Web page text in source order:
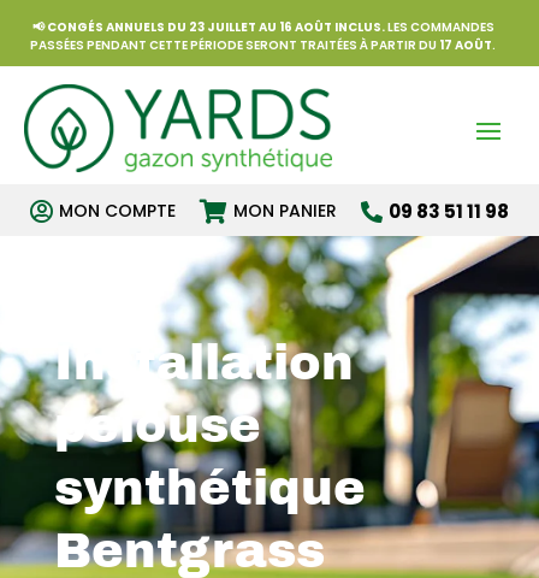
📢CONGÉS ANNUELS DU 23 JUILLET AU 16 AOÛT INCLUS.LES COMMANDES
PASSÉES PENDANT CETTE PÉRIODE SERONT TRAITÉES À PARTIR DU 17 AOÛT.
 MON COMPTE  MON PANIER  09 83 51 11 98
Installation
pelouse
synthétique
Bentgrass